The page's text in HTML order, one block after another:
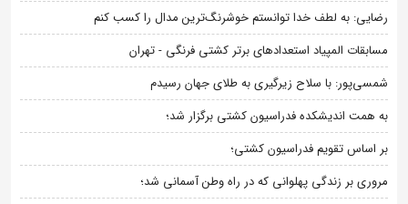
رضایی: به لطف خدا توانستم خوشرنگ‌ترین مدال را کسب کنم
مسابقات المپیاد استعدادهای برتر کشتی فرنگی - تهران
شمسی‌پور: با سلاح زیرگیری به طلای جهان رسیدم
به همت اندیشکده فدراسیون کشتی برگزار شد؛
بر اساس تقویم فدراسیون کشتی؛
مروری بر زندگی پهلوانی که در راه وطن آسمانی شد؛